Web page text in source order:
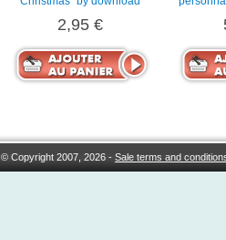
2,95 €
© Copyright 2007, 2026 -Sale terms and